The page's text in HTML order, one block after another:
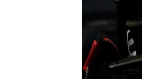
すべてのカテゴ